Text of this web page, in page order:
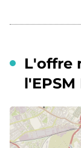
L'offre